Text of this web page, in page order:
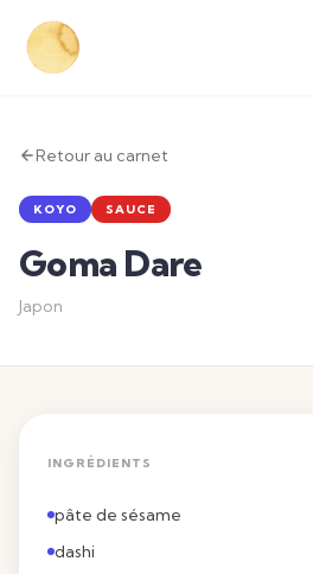
Retour au carnet
KOYO SAUCE
Goma Dare
Japon
INGRÉDIENTS
pâte de sésame
dashi